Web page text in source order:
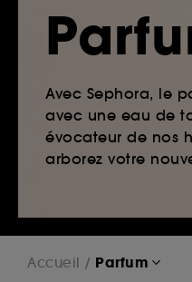
Avec Sephora, le
avec une eau de
évocateur de nos
arborez votre
Accueil Parfum